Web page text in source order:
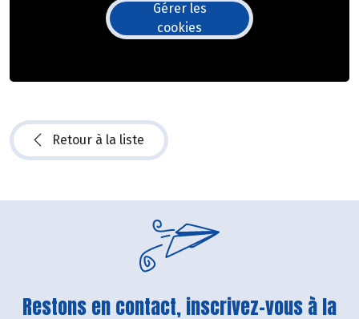
Gérer les
cookies
Retour à la liste
Restons en contact, inscrivez-vous à la